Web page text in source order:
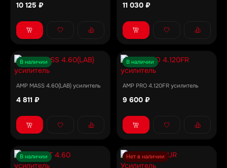
10 125 ₽ 11 030 ₽
В наличии
AMP MASS 4.60(LAB) усилитель
4 811 ₽
В наличии
AMP PRO 4.120FR усилитель
9 600 ₽
В наличии Нет в наличии